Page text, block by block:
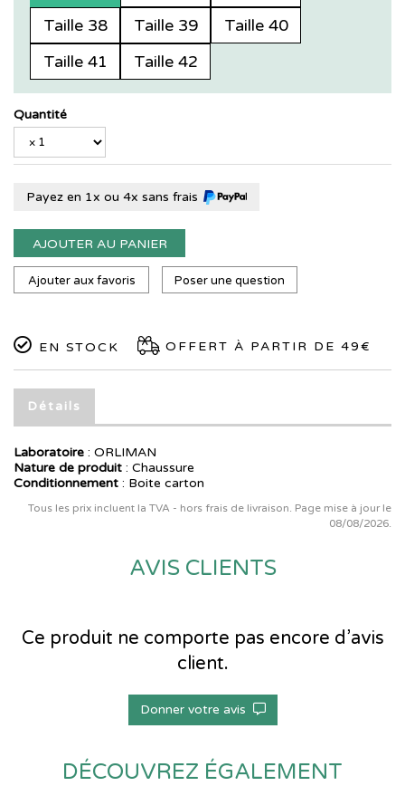
Taille 38
Taille 39
Taille 40
Taille 41
Taille 42
Quantité
Payez en 1x ou 4x sans frais
AJOUTER AU PANIER
Ajouter aux favoris Poser une question
EN STOCK OFFERT À PARTIR DE 49€
Détails
Laboratoire : ORLIMAN
Nature de produit : Chaussure
Conditionnement : Boite carton
Tous les prix incluent la TVA - hors frais de livraison. Page mise à jour le
08/08/2026.
AVIS CLIENTS
Ce produit ne comporte pas encore d’avis
client.
Donner votre avis
DÉCOUVREZ ÉGALEMENT